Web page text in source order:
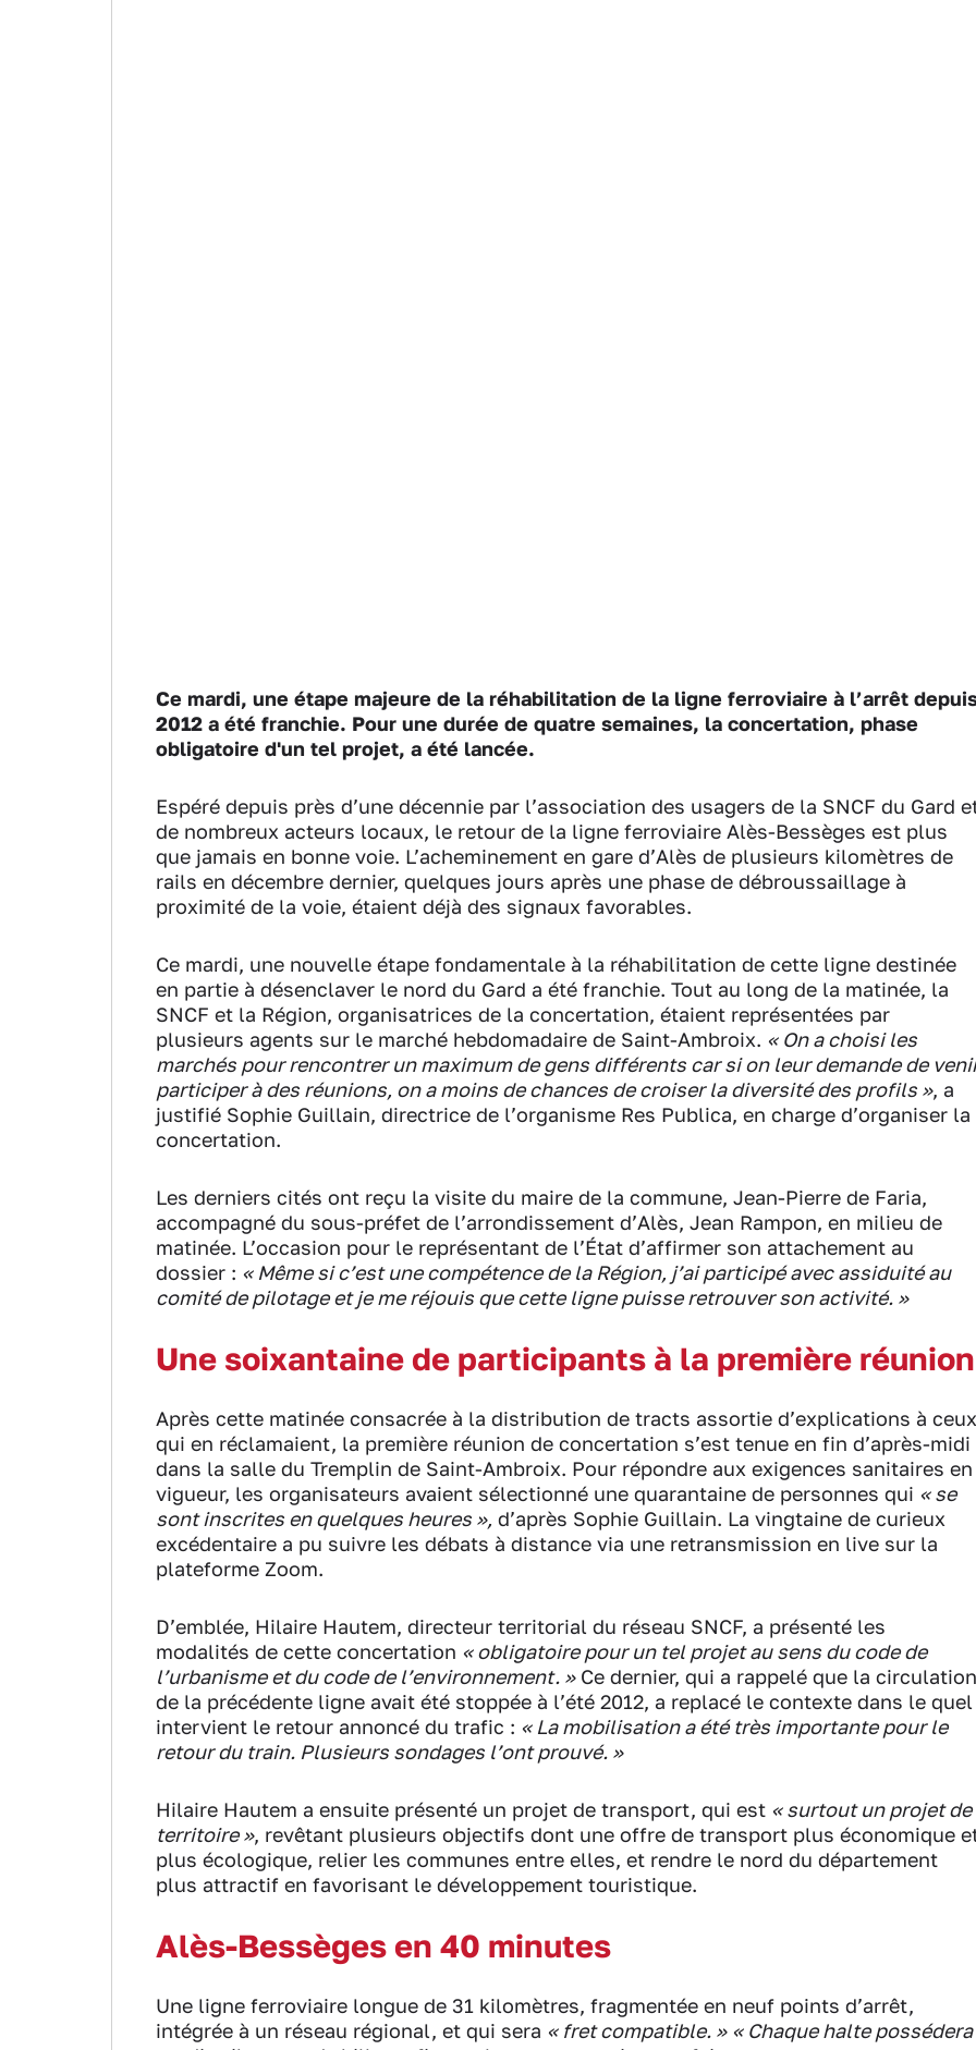
Ce mardi, une étape majeure de la réhabilitation de la ligne ferroviaire à l’arrêt
2012 a été franchie. Pour une durée de quatre semaines, la concertation, phase
obligatoire d'un tel projet, a été lancée.
Espéré depuis près d’une décennie par l’association des usagers de la SNCF du Gard
de nombreux acteurs locaux, le retour de la ligne ferroviaire Alès-Bessèges est plus
que jamais en bonne voie. L’acheminement en gare d’Alès de plusieurs kilomètres de
rails en décembre dernier, quelques jours après une phase de débroussaillage à
proximité de la voie, étaient déjà des signaux favorables.
Ce mardi, une nouvelle étape fondamentale à la réhabilitation de cette ligne destinée
en partie à désenclaver le nord du Gard a été franchie. Tout au long de la matinée, la
SNCF et la Région, organisatrices de la concertation, étaient représentées par
plusieurs agents sur le marché hebdomadaire de Saint-Ambroix. « On a choisi les
marchés pour rencontrer un maximum de gens différents car si on leur demande de
participer à des réunions, on a moins de chances de croiser la diversité des profils », a
justifié Sophie Guillain, directrice de l’organisme Res Publica, en charge d’organiser la
concertation.
Les derniers cités ont reçu la visite du maire de la commune, Jean-Pierre de Faria,
accompagné du sous-préfet de l’arrondissement d’Alès, Jean Rampon, en milieu de
matinée. L’occasion pour le représentant de l’État d’affirmer son attachement au
dossier : « Même si c’est une compétence de la Région, j’ai participé avec assiduité au
comité de pilotage et je me réjouis que cette ligne puisse retrouver son activité. »
Une soixantaine de participants à la première réunion
Après cette matinée consacrée à la distribution de tracts assortie d’explications à ceux
qui en réclamaient, la première réunion de concertation s’est tenue en fin d’après-midi
dans la salle du Tremplin de Saint-Ambroix. Pour répondre aux exigences sanitaires en
vigueur, les organisateurs avaient sélectionné une quarantaine de personnes qui « se
sont inscrites en quelques heures », d’après Sophie Guillain. La vingtaine de curieux
excédentaire a pu suivre les débats à distance via une retransmission en live sur la
plateforme Zoom.
D’emblée, Hilaire Hautem, directeur territorial du réseau SNCF, a présenté les
modalités de cette concertation « obligatoire pour un tel projet au sens du code de
l’urbanisme et du code de l’environnement. »Ce dernier, qui a rappelé que la circulation
de la précédente ligne avait été stoppée à l’été 2012, a replacé le contexte dans le quel
intervient le retour annoncé du trafic : « La mobilisation a été très importante pour le
retour du train. Plusieurs sondages l’ont prouvé. »
Hilaire Hautem a ensuite présenté un projet de transport, qui est « surtout un projet de
territoire », revêtant plusieurs objectifs dont une offre de transport plus économique
plus écologique, relier les communes entre elles, et rendre le nord du département
plus attractif en favorisant le développement touristique.
Alès-Bessèges en 40 minutes
Une ligne ferroviaire longue de 31 kilomètres, fragmentée en neuf points d’arrêt,
intégrée à un réseau régional, et qui sera « fret compatible. » « Chaque halte possédera